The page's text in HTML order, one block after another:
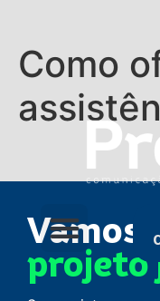
Como
Vamos
projeto